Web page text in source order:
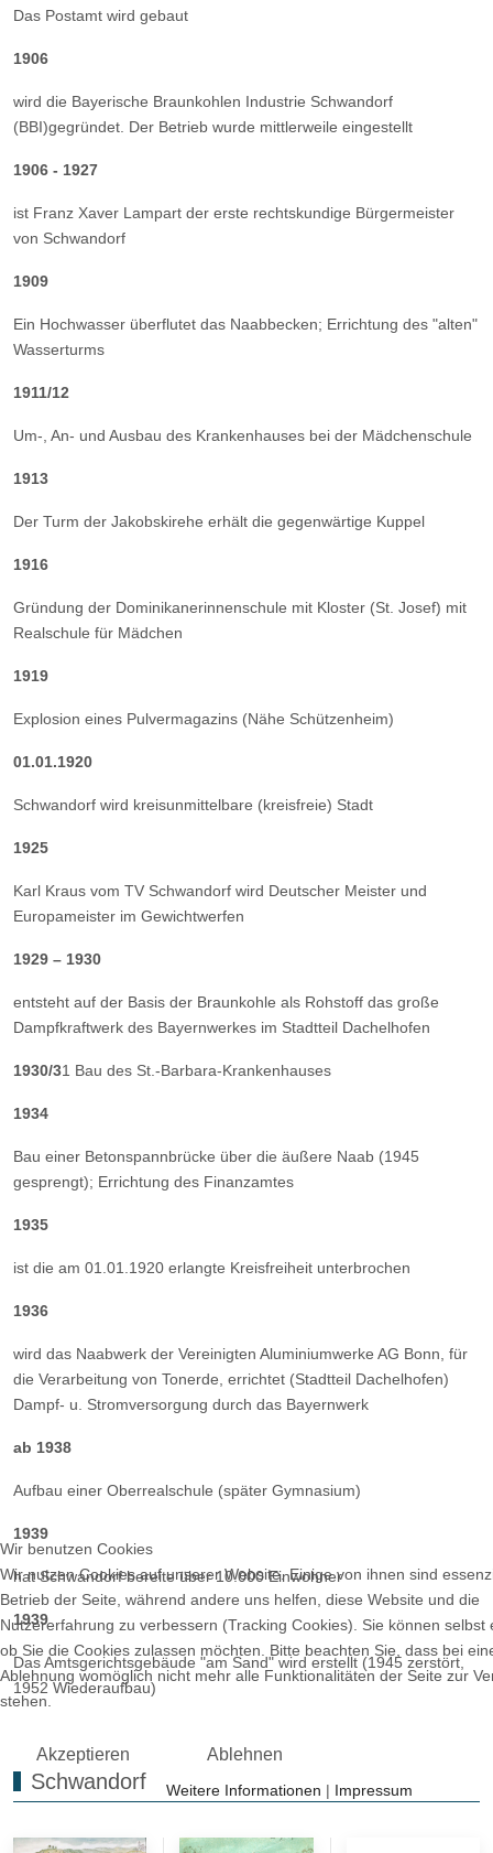
Das Postamt wird gebaut
1906
wird die Bayerische Braunkohlen Industrie Schwandorf
(BBI)gegründet. Der Betrieb wurde mittlerweile eingestellt
1906 - 1927
ist Franz Xaver Lampart der erste rechtskundige Bürgermeister
von Schwandorf
1909
Ein Hochwasser überflutet das Naabbecken; Errichtung des "alten"
Wasserturms
1911/12
Um-, An- und Ausbau des Krankenhauses bei der Mädchenschule
1913
Der Turm der Jakobskirehe erhält die gegenwärtige Kuppel
1916
Gründung der Dominikanerinnenschule mit Kloster (St. Josef) mit
Realschule für Mädchen
1919
Explosion eines Pulvermagazins (Nähe Schützenheim)
01.01.1920
Schwandorf wird kreisunmittelbare (kreisfreie) Stadt
1925
Karl Kraus vom TV Schwandorf wird Deutscher Meister und
Europameister im Gewichtwerfen
1929 – 1930
entsteht auf der Basis der Braunkohle als Rohstoff das große
Dampfkraftwerk des Bayernwerkes im Stadtteil Dachelhofen
1930/31 Bau des St.-Barbara-Krankenhauses
1934
Bau einer Betonspannbrücke über die äußere Naab (1945
gesprengt); Errichtung des Finanzamtes
1935
ist die am 01.01.1920 erlangte Kreisfreiheit unterbrochen
1936
wird das Naabwerk der Vereinigten Aluminiumwerke AG Bonn, für
die Verarbeitung von Tonerde, errichtet (Stadtteil Dachelhofen)
Dampf- u. Stromversorgung durch das Bayernwerk
ab 1938
Aufbau einer Oberrealschule (später Gymnasium)
1939
hat Schwandorf bereite über 10.000 Einwohner
1939
Das Amtsgerichtsgebäude "am Sand" wird erstellt (1945 zerstört,
1952 Wiederaufbau)
Schwandorf
Wir benutzen Cookies
Wir nutzen Cookies auf unserer Website. Einige von ihnen sind
Betrieb der Seite, während andere uns helfen, diese Website und die
Nutzererfahrung zu verbessern (Tracking Cookies). Sie können selbst
ob Sie die Cookies zulassen möchten. Bitte beachten Sie, dass bei
Ablehnung womöglich nicht mehr alle Funktionalitäten der Seite zur
stehen.
Akzeptieren Ablehnen
Weitere Informationen | Impressum